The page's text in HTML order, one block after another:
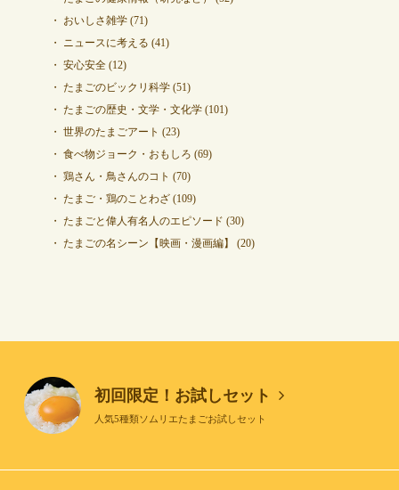
おいしさ雑学(71)
ニュースに考える (41)
安心安全(12)
たまごのビックリ科学(51)
たまごの歴史・文学・文化学(101)
世界のたまごアート (23)
食べ物ジョーク・おもしろ (69)
鶏さん・鳥さんのコト (70)
たまご・鶏のことわざ(109)
たまごと偉人有名人のエピソード (30)
たまごの名シーン【映画・漫画編】
(20)
初回限定！お試しセット
人気5種類ソムリエたまごお試しセット